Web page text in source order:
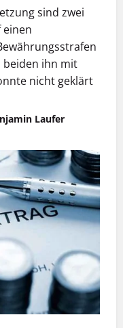
sind zwei
einen
ihn mit
nicht geklärt
Laufer